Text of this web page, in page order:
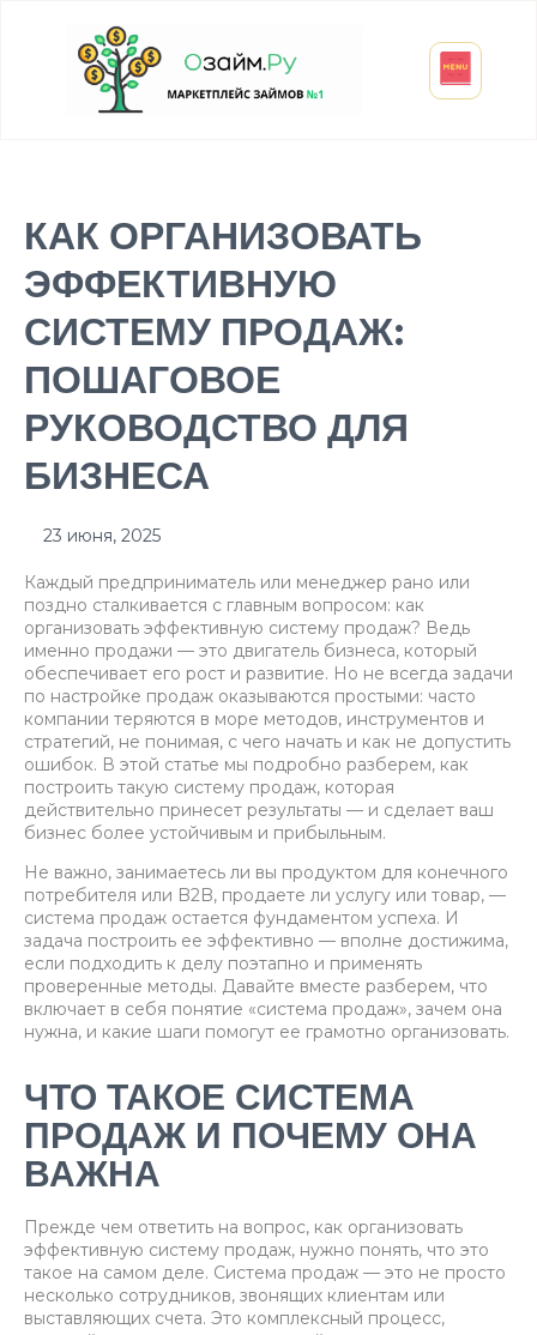
КАК ОРГАНИЗОВАТЬ
ЭФФЕКТИВНУЮ
СИСТЕМУ ПРОДАЖ:
ПОШАГОВОЕ
РУКОВОДСТВО ДЛЯ
БИЗНЕСА
23 июня, 2025
Каждый предприниматель или менеджер рано или
поздно сталкивается с главным вопросом: как
организовать эффективную систему продаж? Ведь
именно продажи — это двигатель бизнеса, который
обеспечивает его рост и развитие. Но не всегда задачи
по настройке продаж оказываются простыми: часто
компании теряются в море методов, инструментов и
стратегий, не понимая, с чего начать и как не допустить
ошибок. В этой статье мы подробно разберем, как
построить такую систему продаж, которая
действительно принесет результаты — и сделает ваш
бизнес более устойчивым и прибыльным.
Не важно, занимаетесь ли вы продуктом для конечного
потребителя или B2B, продаете ли услугу или товар, —
система продаж остается фундаментом успеха. И
задача построить ее эффективно — вполне достижима,
если подходить к делу поэтапно и применять
проверенные методы. Давайте вместе разберем, что
включает в себя понятие «система продаж», зачем она
нужна, и какие шаги помогут ее грамотно организовать.
ЧТО ТАКОЕ СИСТЕМА
ПРОДАЖ И ПОЧЕМУ ОНА
ВАЖНА
Прежде чем ответить на вопрос, как организовать
эффективную систему продаж, нужно понять, что это
такое на самом деле. Система продаж — это не просто
несколько сотрудников, звонящих клиентам или
выставляющих счета. Это комплексный процесс,